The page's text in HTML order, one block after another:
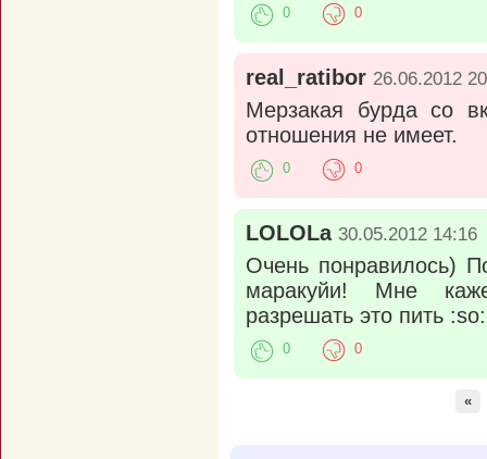
0 0
real_ratibor 26.06.2012
Мерзакая бурда со
отношения не имеет.
0 0
LOLOLa 30.05.2012 14:16
Очень понравилось)
маракуйи! Мне
разрешать это пить :so:
0 0
«